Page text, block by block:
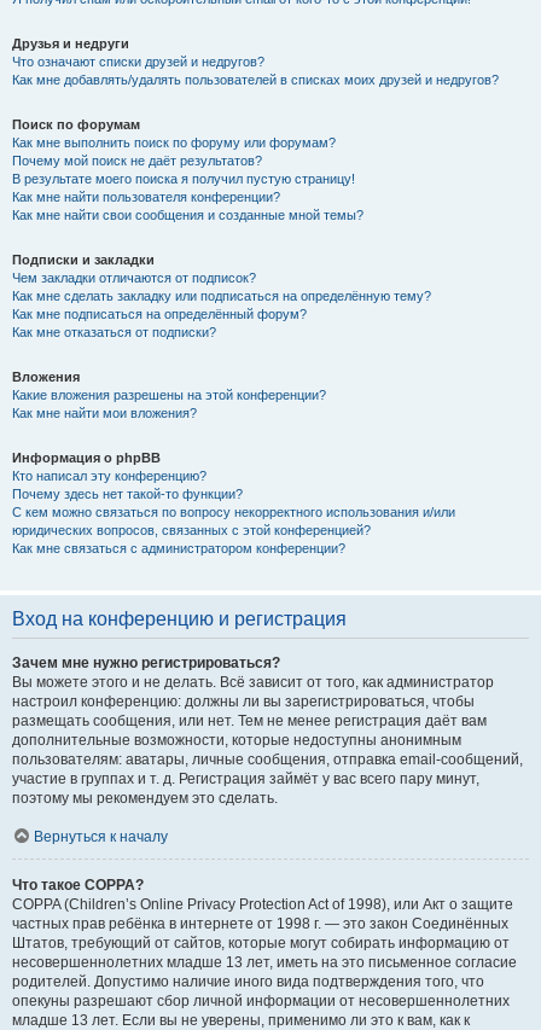
Друзья и недруги
Что означают списки друзей и недругов?
Как мне добавлять/удалять пользователей в списках моих друзей и недругов?
Поиск по форумам
Как мне выполнить поиск по форуму или форумам?
Почему мой поиск не даёт результатов?
В результате моего поиска я получил пустую страницу!
Как мне найти пользователя конференции?
Как мне найти свои сообщения и созданные мной темы?
Подписки и закладки
Чем закладки отличаются от подписок?
Как мне сделать закладку или подписаться на определённую тему?
Как мне подписаться на определённый форум?
Как мне отказаться от подписки?
Вложения
Какие вложения разрешены на этой конференции?
Как мне найти мои вложения?
Информация о phpBB
Кто написал эту конференцию?
Почему здесь нет такой-то функции?
С кем можно связаться по вопросу некорректного использования и/или
юридических вопросов, связанных с этой конференцией?
Как мне связаться с администратором конференции?
Вход на конференцию и регистрация
Зачем мне нужно регистрироваться?
Вы можете этого и не делать. Всё зависит от того, как администратор
настроил конференцию: должны ли вы зарегистрироваться, чтобы
размещать сообщения, или нет. Тем не менее регистрация даёт вам
дополнительные возможности, которые недоступны анонимным
пользователям: аватары, личные сообщения, отправка email-сообщений,
участие в группах и т. д. Регистрация займёт у вас всего пару минут,
поэтому мы рекомендуем это сделать.
Вернуться к началу
Что такое COPPA?
COPPA (Children’s Online Privacy Protection Act of 1998), или Акт о защите
частных прав ребёнка в интернете от 1998 г. — это закон Соединённых
Штатов, требующий от сайтов, которые могут собирать информацию от
несовершеннолетних младше 13 лет, иметь на это письменное согласие
родителей. Допустимо наличие иного вида подтверждения того, что
опекуны разрешают сбор личной информации от несовершеннолетних
младше 13 лет. Если вы не уверены, применимо ли это к вам, как к